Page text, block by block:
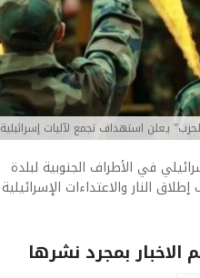
يعلن استهداف تجمع لآليات إسرائيلية
في الأطراف الجنوبية لبلدة
النار والاعتداءات الإسرائيلية
بمجرد نشرها